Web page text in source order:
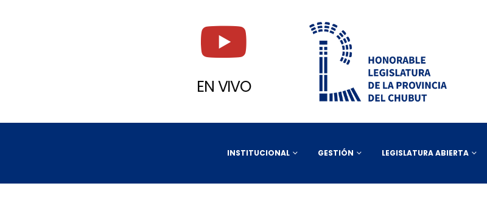
EN VIVO
INSTITUCIONAL GESTIÓN LEGISLATURA ABIERTA